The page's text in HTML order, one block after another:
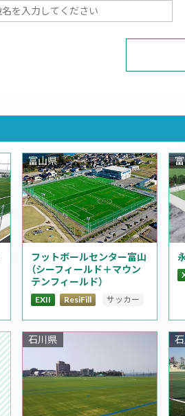
フットボールセンター富山
（シーフィールド＋マウン
テンフィールド）
富山県
EXII ResiFill サッカー
石川県